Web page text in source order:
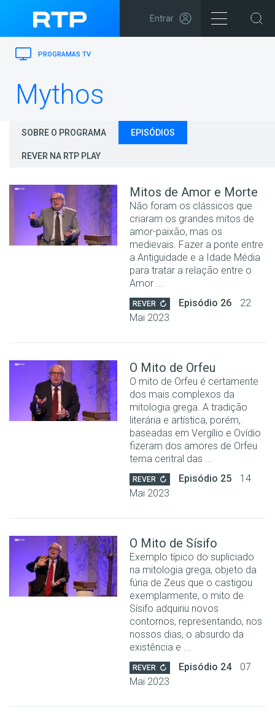
Entrar
PROGRAMAS TV
Mythos
SOBRE O PROGRAMA EPISÓDIOS
REVER NA RTP PLAY
Mitos de Amor e Morte
Não foram os clássicos que
criaram os grandes mitos de
amor-paixão, mas os
medievais. Fazer a ponte entre
a Antiguidade e a Idade Média
para tratar a relação entre o
Amor ...
REVER Episódio 26
22
Mai 2023
O Mito de Orfeu
O mito de Orfeu é certamente
dos mais complexos da
mitologia grega. A tradição
literária e artística, porém,
baseadas em Vergílio e Ovídio
fizeram dos amores de Orfeu
tema central das ...
REVER Episódio 25
14
Mai 2023
O Mito de Sísifo
Exemplo típico do supliciado
na mitologia grega, objeto da
fúria de Zeus que o castigou
exemplarmente, o mito de
Sísifo adquiriu novos
contornos, representando, nos
nossos dias, o absurdo da
existência e ...
REVER Episódio 24
07
Mai 2023